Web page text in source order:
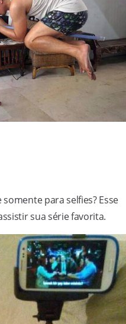
para selfies? Esse
sua série favorita.